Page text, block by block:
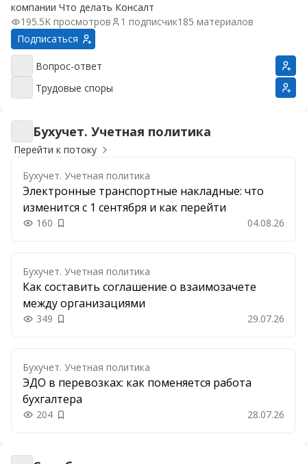
компании Что делать Консалт
195.5K просмотров
1 подписчик185 материалов
Подписаться
Вопрос-ответ
Вопрос-ответ
Трудовые споры
Трудовые споры
Бухучет. Учетная политика
Бухучет. Учетная политика
Перейти к потоку
Бухучет. Учетная политика
Электронные транспортные накладные: что
изменится с 1 сентября и как перейти
160 Добавить в закладки 04.08.26
Бухучет. Учетная политика
Как составить соглашение о взаимозачете
между организациями
349 Добавить в закладки 29.07.26
Бухучет. Учетная политика
ЭДО в перевозках: как поменяется работа
бухгалтера
204 Добавить в закладки 28.07.26